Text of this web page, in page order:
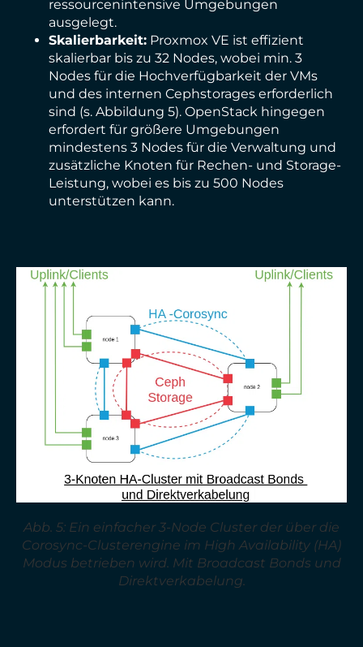
ressourcenintensive Umgebungen
ausgelegt.
Skalierbarkeit: Proxmox VE ist effizient
skalierbar bis zu 32 Nodes, wobei min. 3
Nodes für die Hochverfügbarkeit der VMs
und des internen Cephstorages erforderlich
sind (s. Abbildung 5). OpenStack hingegen
erfordert für größere Umgebungen
mindestens 3 Nodes für die Verwaltung und
zusätzliche Knoten für Rechen- und Storage-
Leistung, wobei es bis zu 500 Nodes
unterstützen kann.
Abb. 5: Ein einfacher 3-Node Cluster der über die
Corosync-Clusterengine im High Availability (HA)
Modus betrieben wird. Mit Broadcast Bonds und
Direktverkabelung.